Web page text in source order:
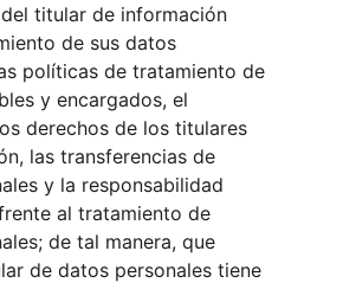
titular de información
de sus datos
políticas de tratamiento de
y encargados, el
derechos de los titulares
las transferencias de
y la responsabilidad
al tratamiento de
de tal manera, que
de datos personales tiene